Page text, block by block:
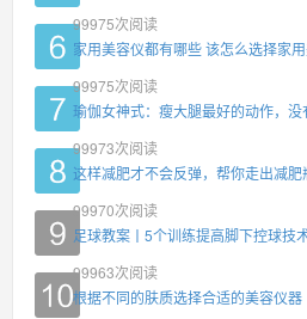
99975次阅读
家用美容仪都有哪些 该怎么选择家
99975次阅读
瑜伽女神式：瘦大腿最好的动作，没
99973次阅读
这样减肥才不会反弹，帮你走出减肥
99970次阅读
足球教案丨5个训练提高脚下控球技
99963次阅读
根据不同的肤质选择合适的美容仪器